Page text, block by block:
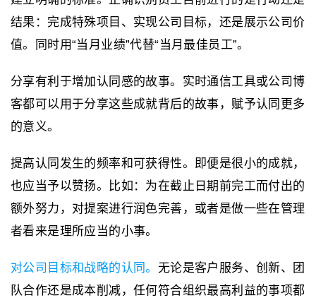
结果：完成特殊项目、实现公司目标，还是展示公司价
值。同时用“当月业绩”代替“当月最佳员工”。
分享有利于增加认同感的故事。实时通信工具或公司博
客都可以用于分享这些成就背后的故事，赋予认同更多
的意义。
提高认同发生的频率和可获得性。即便是很小的成就，
也应当予以赞扬。比如：为在截止日期前完工而付出的
额外努力，对提案进行润色完善，或者是做一些在管理
者看来是理所应当的小事。
对公司目标和战略的认同。 无论是客户服务、创新、团
队合作还是成本削减，任何符合组织最高利益的事项都